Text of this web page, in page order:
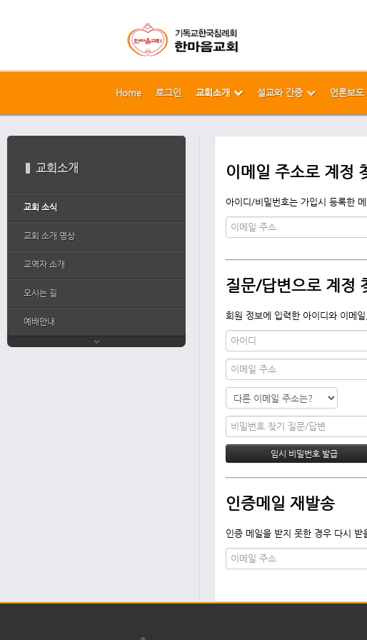
메뉴 건너뛰기
Home 로그인 교회소개 설교와 간증 언론보도
본문시작
교회소개
교회 소식
교회 소개 영상
교역자 소개
오시는 길
예배안내
이메일 주소로 계정
아이디/비밀번호는 가입시 등록한
질문/답변으로 계정
회원 정보에 입력한 아이디와 이메
인증메일 재발송
인증 메일을 받지 못한 경우 다시 받